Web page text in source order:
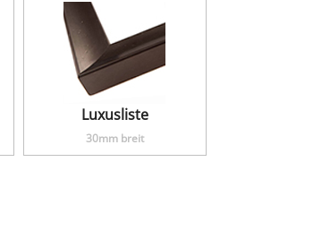
Luxusliste
30mm breit